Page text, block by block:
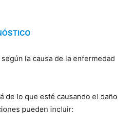
la causa de la enfermedad
de lo que esté causando el daño
pueden incluir: